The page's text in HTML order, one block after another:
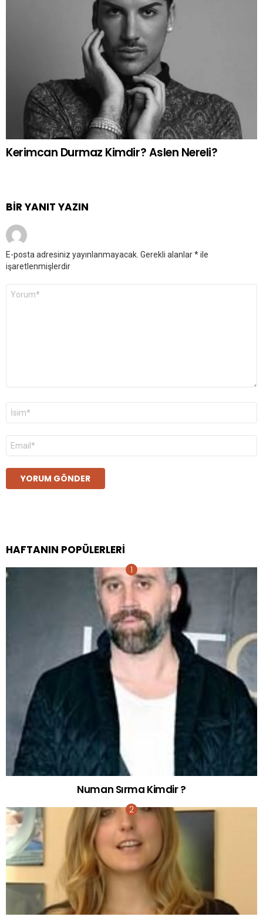
Kerimcan Durmaz Kimdir? Aslen Nereli?
BIR YANIT YAZIN
E-posta adresiniz yayınlanmayacak. Gerekli alanlar*ile
işaretlenmişlerdir
Yorum
Ad
E-
posta
*
HAFTANIN POPÜLERLERI
Numan Sırma Kimdir ?